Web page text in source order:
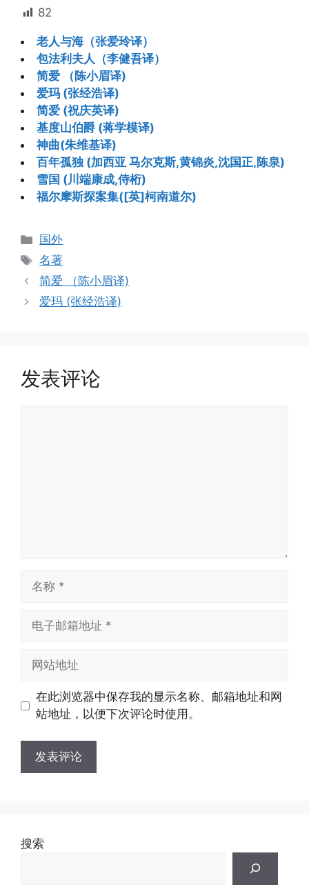
82
老人与海（张爱玲译）
包法利夫人（李健吾译）
简爱 （陈小眉译)
爱玛 (张经浩译)
简爱 (祝庆英译)
基度山伯爵 (蒋学模译)
神曲(朱维基译)
百年孤独 (加西亚 马尔克斯,黄锦炎,沈国正,陈泉)
雪国 (川端康成,侍桁)
福尔摩斯探案集([英]柯南道尔)
分
类
国外
标
签
名著
简爱 （陈小眉译)
爱玛 (张经浩译)
发表评论
址
址
在此浏览器中保存我的显示名称、邮箱地址和网
站地址，以便下次评论时使用。
搜索